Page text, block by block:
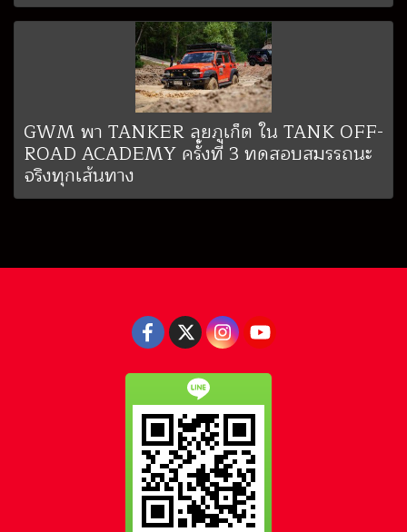
GWM พา TANKER ลุยภูเก็ต ใน TANK OFF-
ROAD ACADEMY ครั้งที่ 3 ทดสอบสมรรถนะ
จริงทุกเส้นทาง